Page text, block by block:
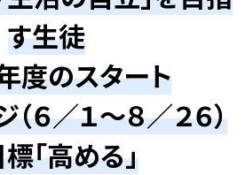
す生徒
度のスタート
６／１～８／２６）
「高める」